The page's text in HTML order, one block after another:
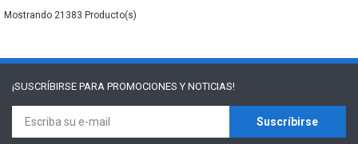
21383
¡SUSCRÍBIRSE PARA PROMOCIONES Y NOTICIAS!
Suscríbirse